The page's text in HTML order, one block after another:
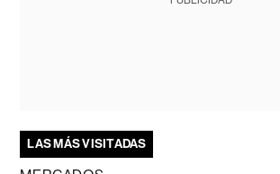
LAS MÁS VISITADAS